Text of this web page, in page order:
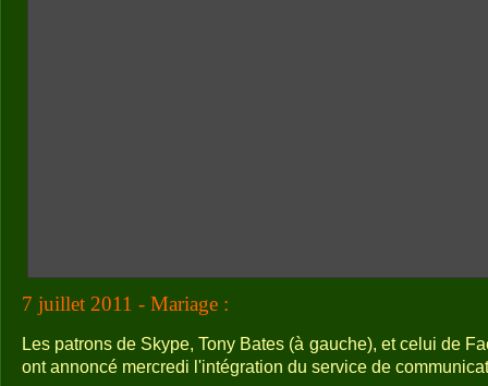
7 juillet 2011 - Mariage :
Les patrons de Skype, Tony Bates (à gauche), et celui de
ont annoncé mercredi l'intégration du service de